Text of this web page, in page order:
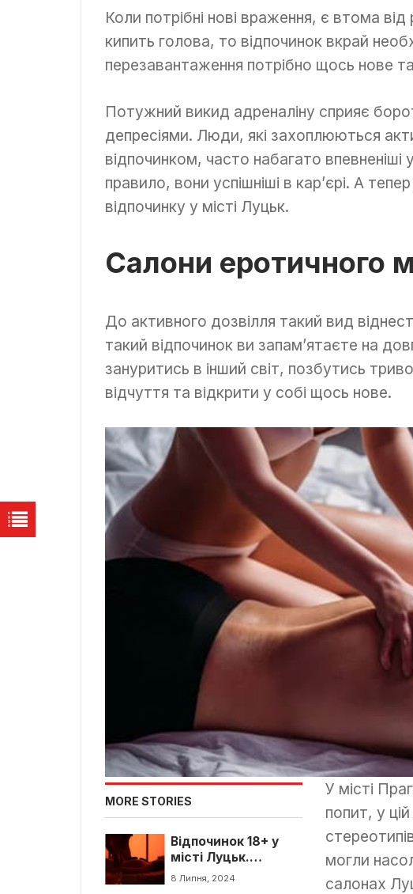
Коли потрібні нові враження, є втома
кипить голова, то відпочинок вкрай
перезавантаження потрібно щось нове
Потужний викид адреналіну сприяє
депресіями. Люди, які захоплюються
відпочинком, часто набагато
правило, вони успішніші в кар’єрі. А
відпочинку у місті Луцьк.
Салони еротичного
До активного дозвілля такий вид
такий відпочинок ви запам’ятаєте на
зануритись в інший світ, позбутись
відчуття та відкрити у собі щось нове.
MORE STORIES
Відпочинок 18+ у
місті Луцьк.
Розваги для
8 Липня, 2024
У місті
попит, у
могли
салонах